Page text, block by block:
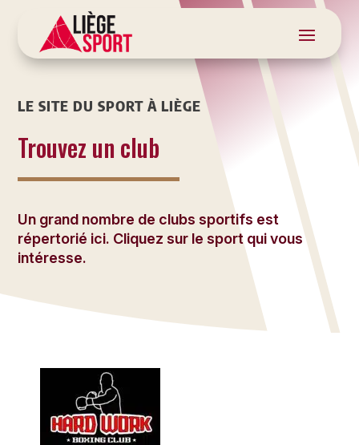
LE SITE DU SPORT À LIÈGE
Trouvez un club
Un grand nombre de clubs sportifs est
répertorié ici. Cliquez sur le sport qui vous
intéresse.